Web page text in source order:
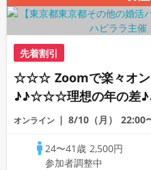
先着割引
☆☆☆ Zoomで楽々オン
♪♪☆☆☆理想の年の差
素敵な恋人見つけたい♪
行あり♪♪
オンライン 8/10（月） 22:00
24〜41歳 2,500円
参加者調整中